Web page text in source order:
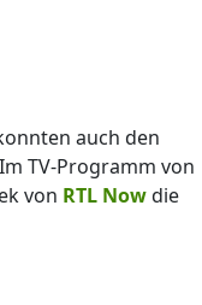
auch den
TV-Programm von
von RTL Nowdie